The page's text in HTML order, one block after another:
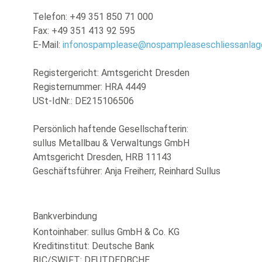
Telefon: +49 351 850 71 000
Fax: +49 351 413 92 595
E-Mail: infonospamplease@nospamplease
Registergericht: Amtsgericht Dresden
Registernummer: HRA 4449
USt-IdNr.: DE215106506
Persönlich haftende Gesellschafterin:
sullus Metallbau & Verwaltungs GmbH
Amtsgericht Dresden, HRB 11143
Geschäftsführer: Anja Freiherr, Reinhard Sullus
Bankverbindung
Kontoinhaber: sullus GmbH & Co. KG
Kreditinstitut: Deutsche Bank